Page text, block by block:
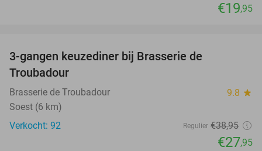
€19,95
3-gangen keuzediner bij Brasserie de
Troubadour
Brasserie de Troubadour 9.8 star
Soest (6 km)
Verkocht: 92
Regulier €38,95
€27,95